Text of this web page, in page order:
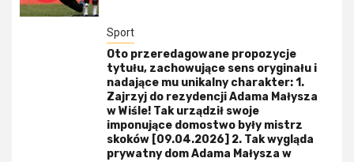
Sport
Oto przeredagowane propozycje
tytułu, zachowujące sens oryginału i
nadające mu unikalny charakter: 1.
Zajrzyj do rezydencji Adama Małysza
w Wiśle! Tak urządził swoje
imponujące domostwo były mistrz
skoków [09.04.2026] 2. Tak wygląda
prywatny dom Adama Małysza w